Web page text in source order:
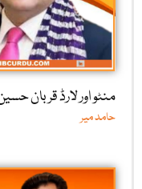
منٹو اور لارڈ قربان
حامد میر